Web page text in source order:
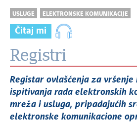
USLUGE ELEKTRONSKE KOMUNIKACIJE
Čitaj mi
Registri
Registar ovlašćenja za vršenje
ispitivanja rada elektronskih
mreža i usluga, pripadajućih
elektronske komunikacione